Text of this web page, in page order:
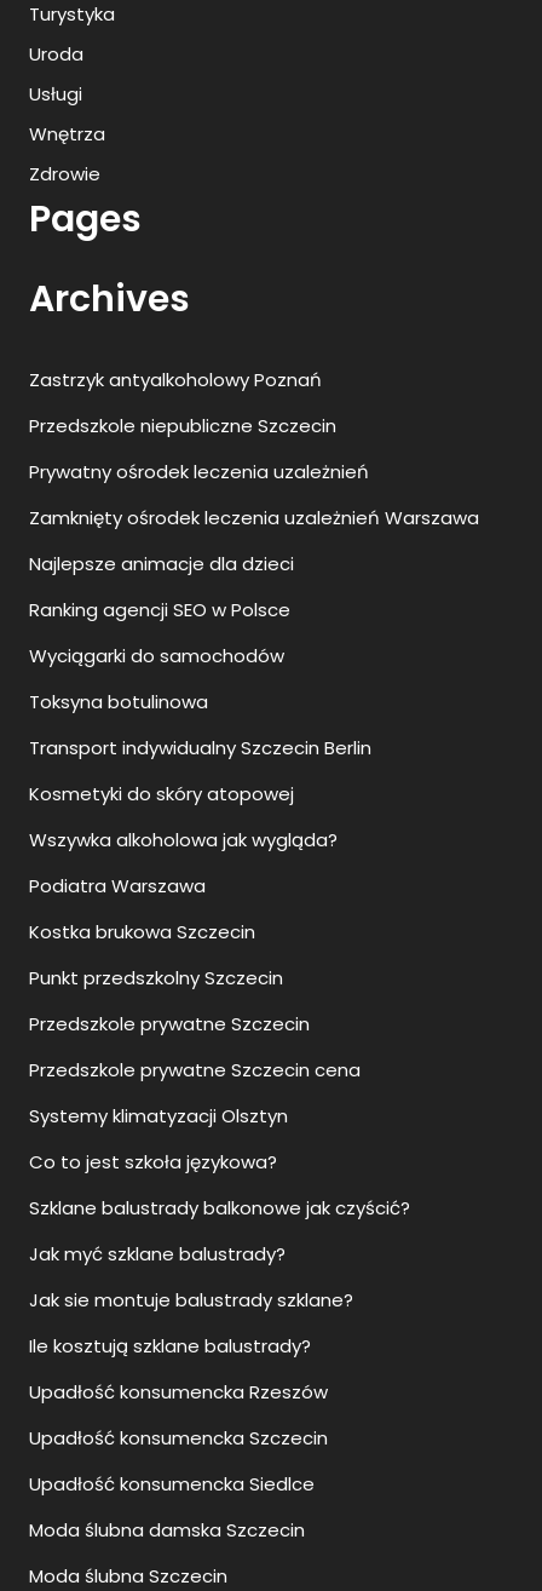
Turystyka
Uroda
Usługi
Wnętrza
Zdrowie
Pages
Archives
Zastrzyk antyalkoholowy Poznań
Przedszkole niepubliczne Szczecin
Prywatny ośrodek leczenia uzależnień
Zamknięty ośrodek leczenia uzależnień Warszawa
Najlepsze animacje dla dzieci
Ranking agencji SEO w Polsce
Wyciągarki do samochodów
Toksyna botulinowa
Transport indywidualny Szczecin Berlin
Kosmetyki do skóry atopowej
Wszywka alkoholowa jak wygląda?
Podiatra Warszawa
Kostka brukowa Szczecin
Punkt przedszkolny Szczecin
Przedszkole prywatne Szczecin
Przedszkole prywatne Szczecin cena
Systemy klimatyzacji Olsztyn
Co to jest szkoła językowa?
Szklane balustrady balkonowe jak czyścić?
Jak myć szklane balustrady?
Jak sie montuje balustrady szklane?
Ile kosztują szklane balustrady?
Upadłość konsumencka Rzeszów
Upadłość konsumencka Szczecin
Upadłość konsumencka Siedlce
Moda ślubna damska Szczecin
Moda ślubna Szczecin